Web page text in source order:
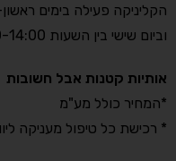
הקליניקה פעילה בימים ראשון-
וביום שישי בין השעות 8:00-14:00
אותיות קטנות אבל חשובות
*המחיר כולל מע"מ
* רכישת כל טיפול מעניקה